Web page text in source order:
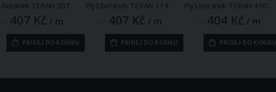
Plyš beránek TERAN 207, smetanový, šíře 150cm (metráž)
407 Kč / m
PŘIDEJ DO KOŠÍKU
Plyš beránek TERAN 114, bílý, šíře 150cm (metráž)
407 Kč / m
PŘIDEJ DO KOŠÍKU
Plyš beránek TERAN 430, bordó, šíře 150cm (metráž)
404 Kč / m
PŘIDEJ DO KOŠÍKU